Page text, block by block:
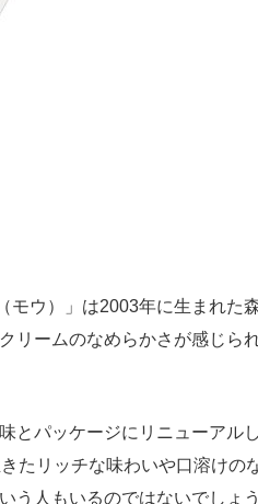
ウ）」は2003年に生まれた
リームのなめらかさが感じら
とパッケージにリニューアル
たリッチな味わいや口溶けの
う人もいるのではないでしょう